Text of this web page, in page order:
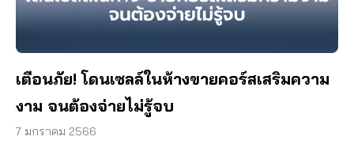
เตือนภัย! โดนเซลล์ในห้างขายคอร์สเสริมความ
งาม จนต้องจ่ายไม่รู้จบ
7 มกราคม 2566